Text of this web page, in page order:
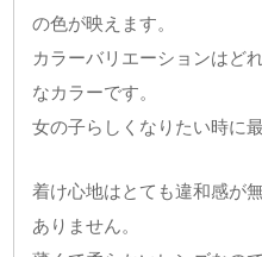
の色が映えます。
カラーバリエーションはど
なカラーです。
女の子らしくなりたい時に
着け心地はとても違和感が
ありません。